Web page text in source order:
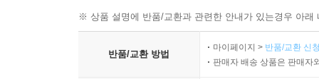
※ 상품 설명에 반품/교환과 관련한 안내가 있는경우 아
반품/교환 방법
마이페이지 > 반품/교환 신
판매자 배송 상품은 판매자